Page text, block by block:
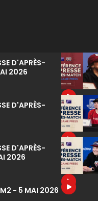
D'APRÈS-
2026
D'APRÈS-
D'APRÈS-
2026
- 5 MAI 2026